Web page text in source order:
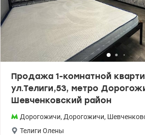
Продажа 1-комнатной
ул.Телиги,53, метро
Шевченковский район
Дорогожичи, Дорогожичи,
Телиги Олены